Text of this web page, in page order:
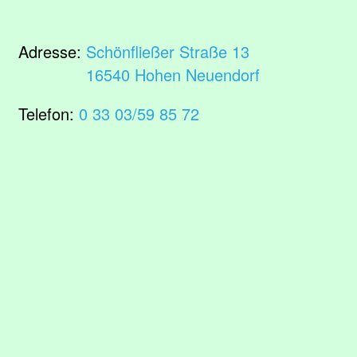
Adresse: Schönfließer Straße 13
16540 Hohen Neuendorf
Telefon: 0 33 03/59 85 72